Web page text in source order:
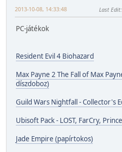
2013-10-08, 14:33:48 Last Edit
PC-játékok
Resident Evil 4 Biohazard
Max Payne 2 The Fall of Max
díszdoboz)
Guild Wars Nightfall - Collector's
Ubisoft Pack - LOST, FarCry,
Jade Empire (papírtokos)